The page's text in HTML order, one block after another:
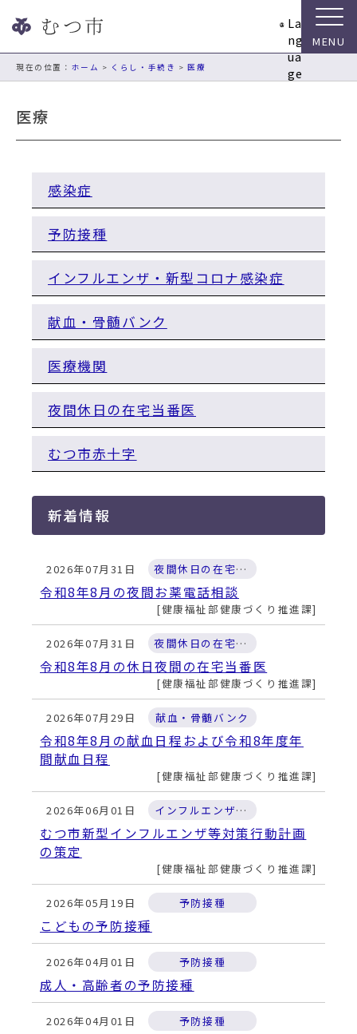
ビ
シ
La
ng
ua
ge
現在の位置： ホーム > くらし・手続き >医療
医療
感染症
予防接種
インフルエンザ・新型コロナ感染症
献血・骨髄バンク
医療機関
夜間休日の在宅当番医
むつ市赤十字
新着情報
2026年07月31日 夜間休日の在宅当番医
令和8年8月の夜間お薬電話相談
健康福祉部健康づくり推進課
2026年07月31日 夜間休日の在宅当番医
令和8年8月の休日夜間の在宅当番医
健康福祉部健康づくり推進課
2026年07月29日 献血・骨髄バンク
令和8年8月の献血日程および令和8年度年
間献血日程
健康福祉部健康づくり推進課
2026年06月01日 インフルエンザ・新型コロナ感染症
むつ市新型インフルエンザ等対策行動計画
の策定
健康福祉部健康づくり推進課
2026年05月19日 予防接種
こどもの予防接種
2026年04月01日 予防接種
成人・高齢者の予防接種
2026年04月01日 予防接種